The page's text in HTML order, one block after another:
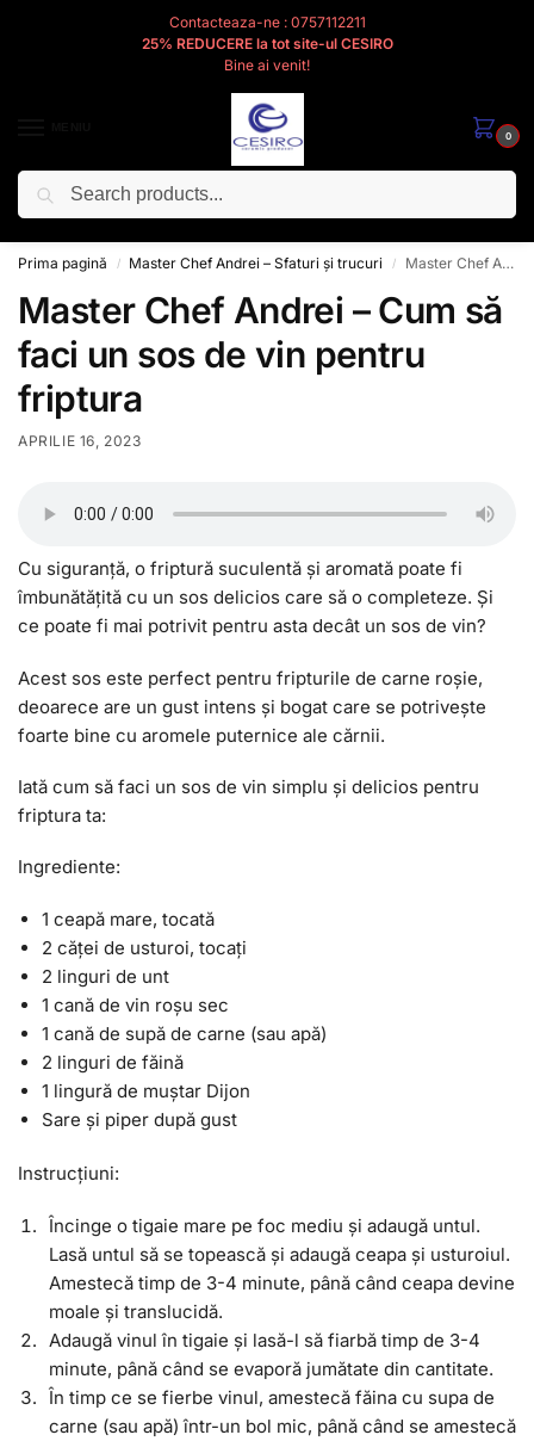
Contacteaza-ne : 0757112211
25% REDUCERE la tot site-ul CESIRO
Bine ai venit!
0
Cesiro
Prima pagină / Master Chef Andrei – Sfaturi și trucuri / Master Chef Andrei – Cum să faci un sos de vin pentru friptura
Master Chef Andrei – Cum să
faci un sos de vin pentru
friptura
APRILIE 16, 2023
Cu siguranță, o friptură suculentă și aromată poate fi
îmbunătățită cu un sos delicios care să o completeze. Și
ce poate fi mai potrivit pentru asta decât un sos de vin?
Acest sos este perfect pentru fripturile de carne roșie,
deoarece are un gust intens și bogat care se potrivește
foarte bine cu aromele puternice ale cărnii.
Iată cum să faci un sos de vin simplu și delicios pentru
friptura ta:
Ingrediente:
1 ceapă mare, tocată
2 căței de usturoi, tocați
2 linguri de unt
1 cană de vin roșu sec
1 cană de supă de carne (sau apă)
2 linguri de făină
1 lingură de muștar Dijon
Sare și piper după gust
Instrucțiuni:
Încinge o tigaie mare pe foc mediu și adaugă untul.
Lasă untul să se topească și adaugă ceapa și usturoiul.
Amestecă timp de 3-4 minute, până când ceapa devine
moale și translucidă.
Adaugă vinul în tigaie și lasă-l să fiarbă timp de 3-4
minute, până când se evaporă jumătate din cantitate.
În timp ce se fierbe vinul, amestecă făina cu supa de
carne (sau apă) într-un bol mic, până când se amestecă